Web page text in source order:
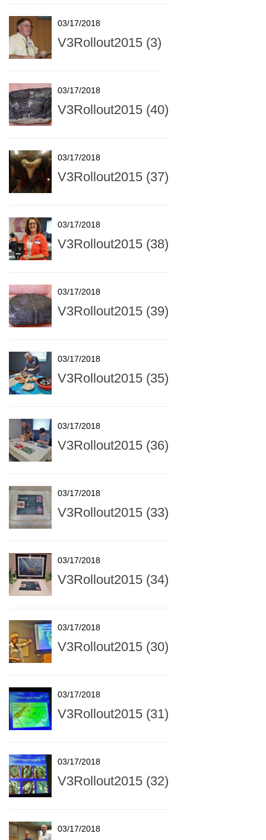
03/17/2018
V3Rollout2015 (3)
03/17/2018
V3Rollout2015 (40)
03/17/2018
V3Rollout2015 (37)
03/17/2018
V3Rollout2015 (38)
03/17/2018
V3Rollout2015 (39)
03/17/2018
V3Rollout2015 (35)
03/17/2018
V3Rollout2015 (36)
03/17/2018
V3Rollout2015 (33)
03/17/2018
V3Rollout2015 (34)
03/17/2018
V3Rollout2015 (30)
03/17/2018
V3Rollout2015 (31)
03/17/2018
V3Rollout2015 (32)
03/17/2018